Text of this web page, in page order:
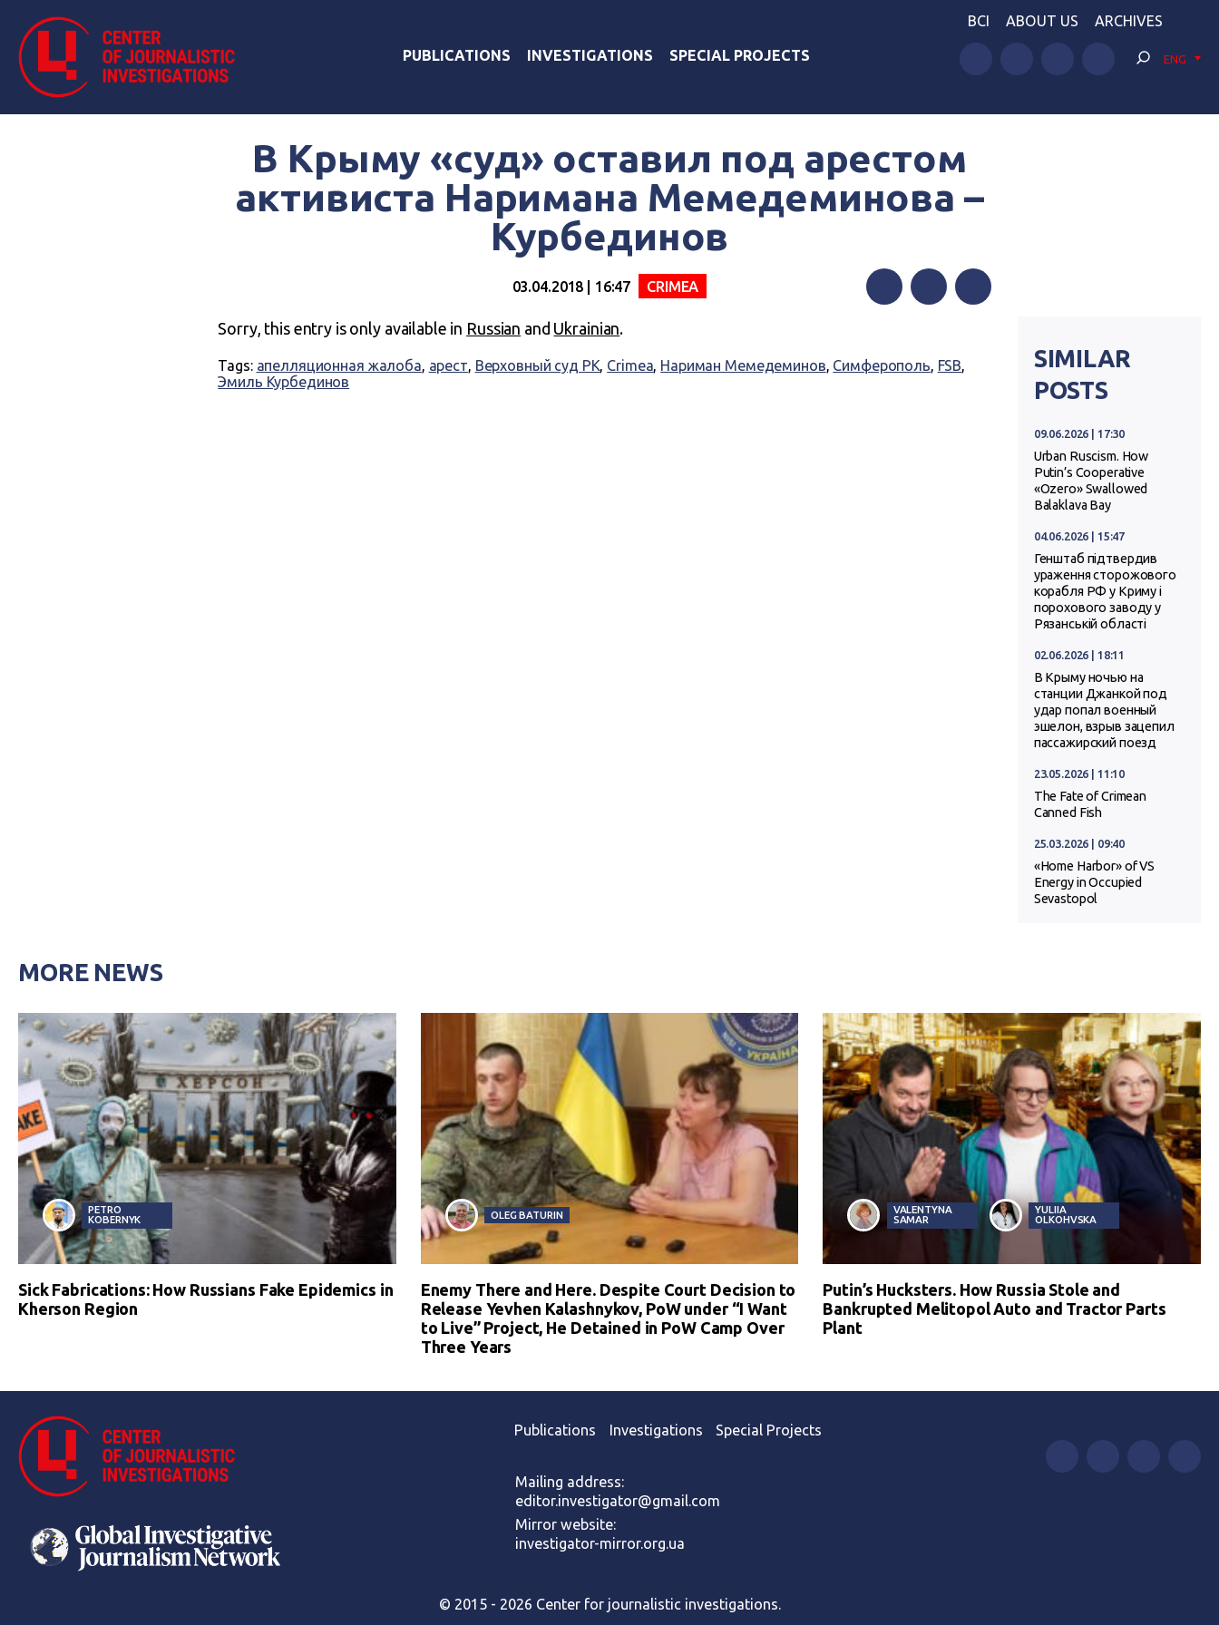
PUBLICATIONS INVESTIGATIONS SPECIAL PROJECTS
BCI ABOUT US ARCHIVES
ENG
В Крыму «суд» оставил под арестом
активиста Наримана Мемедеминова –
Курбединов
03.04.2018 | 16:47 CRIMEA
Sorry, this entry is only available in Russian and Ukrainian.
Tags: апелляционная жалоба, арест, Верховный суд РК, Crimea, Нариман Мемедеминов, Симферополь, FSB,
Эмиль Курбединов
SIMILAR
POSTS
09.06.2026 | 17:30
Urban Ruscism. How
Putin’s Cooperative
«Ozero» Swallowed
Balaklava Bay
04.06.2026 | 15:47
Генштаб підтвердив
ураження сторожового
корабля РФ у Криму і
порохового заводу у
Рязанській області
02.06.2026 | 18:11
В Крыму ночью на
станции Джанкой под
удар попал военный
эшелон, взрыв зацепил
пассажирский поезд
23.05.2026 | 11:10
The Fate of Crimean
Canned Fish
25.03.2026 | 09:40
«Home Harbor» of VS
Energy in Occupied
Sevastopol
MORE NEWS
PETRO
KOBERNYK
Sick Fabrications: How Russians Fake Epidemics in
Kherson Region
OLEG BATURIN
Enemy There and Here. Despite Court Decision to
Release Yevhen Kalashnykov, PoW under “I Want
to Live” Project, He Detained in PoW Camp Over
Three Years
VALENTYNA
SAMAR
YULIIA
OLKOHVSKA
Putin’s Hucksters. How Russia Stole and
Bankrupted Melitopol Auto and Tractor Parts
Plant
Publications Investigations Special Projects
Mailing address:
editor.investigator@gmail.com
Mirror website:
investigator-mirror.org.ua
© 2015 - 2026 Center for journalistic investigations.